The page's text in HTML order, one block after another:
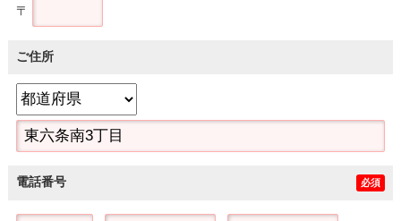
〒
ご住所
電話番号 必須